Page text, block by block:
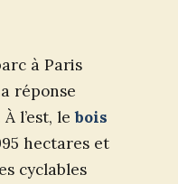
à Paris
réponse
l’est, lebois
hectares et
cyclables